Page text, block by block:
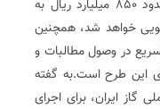
همه، ۲۳ میلیون مشترک گاز، مبلغی حدود ۸۵۰ میلیارد ریال به
خواهد شد، همچنین
در وصول مطالبات و
این طرح است.به گفته
گاز ایران، برای اجرای